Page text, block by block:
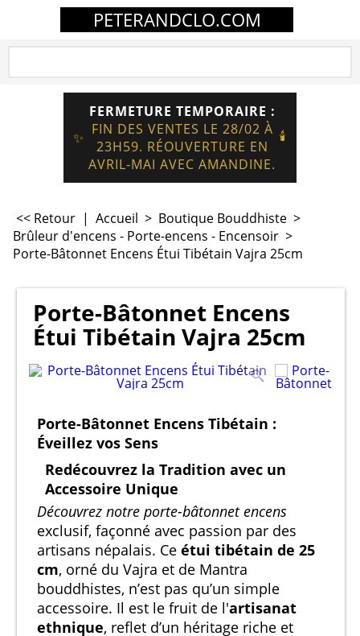
PETERANDCLO.COM
✨
FERMETURE TEMPORAIRE :
FIN DES VENTES LE 28/02 À
23H59. RÉOUVERTURE EN
AVRIL-MAI AVEC AMANDINE.
🕯️
<< Retour | Accueil > Boutique Bouddhiste >
Brûleur d'encens - Porte-encens - Encensoir >
Porte-Bâtonnet Encens Étui Tibétain Vajra 25cm
Porte-Bâtonnet Encens
Étui Tibétain Vajra 25cm
Porte-Bâtonnet Encens Tibétain :
Éveillez vos Sens
Redécouvrez la Tradition avec un
Accessoire Unique
Découvrez notre porte-bâtonnet encens
exclusif, façonné avec passion par des
artisans népalais. Ce étui tibétain de 25
cm, orné du Vajra et de Mantra
bouddhistes, n’est pas qu’un simple
accessoire. Il est le fruit de l'artisanat
ethnique, reflet d’un héritage riche et